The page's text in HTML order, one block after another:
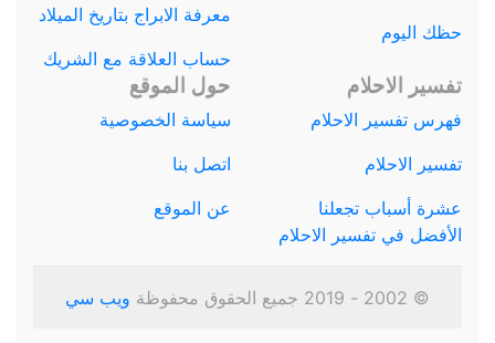
حظك اليوم
معرفة الابراج بتاريخ الميلاد
حساب العلاقة مع الشريك
تفسير الاحلام
فهرس تفسير الاحلام
تفسير الاحلام
عشرة أسباب تجعلنا
الأفضل في تفسير الاحلام
حول الموقع
سياسة الخصوصية
اتصل بنا
عن الموقع
© 2002 - 2019 جميع الحقوق محفوظة ويب سي